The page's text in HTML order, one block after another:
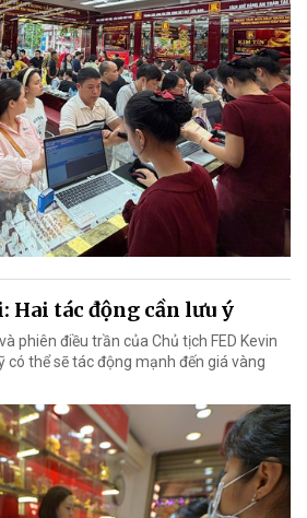
Hai tác động cần lưu ý
phiên điều trần của Chủ tịch FED Kevin
có thể sẽ tác động mạnh đến giá vàng